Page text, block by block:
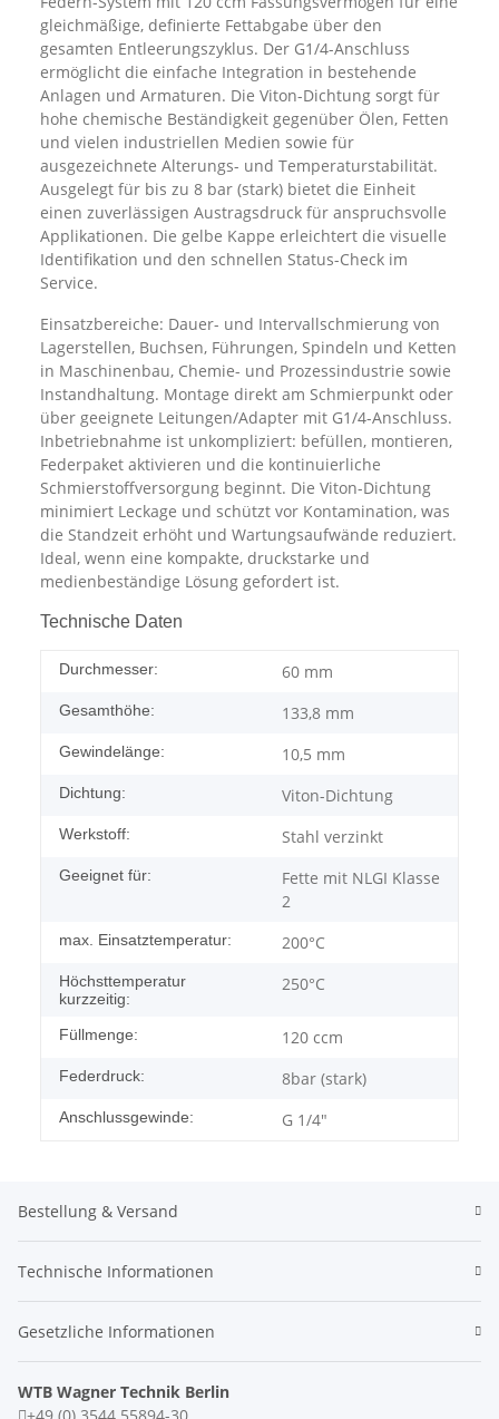
gleichmäßige, definierte Fettabgabe über den
gesamten Entleerungszyklus. Der G1/4-Anschluss
ermöglicht die einfache Integration in bestehende
Anlagen und Armaturen. Die Viton-Dichtung sorgt für
hohe chemische Beständigkeit gegenüber Ölen, Fetten
und vielen industriellen Medien sowie für
ausgezeichnete Alterungs- und Temperaturstabilität.
Ausgelegt für bis zu 8 bar (stark) bietet die Einheit
einen zuverlässigen Austragsdruck für anspruchsvolle
Applikationen. Die gelbe Kappe erleichtert die visuelle
Identifikation und den schnellen Status-Check im
Service.
Einsatzbereiche: Dauer- und Intervallschmierung von
Lagerstellen, Buchsen, Führungen, Spindeln und Ketten
in Maschinenbau, Chemie- und Prozessindustrie sowie
Instandhaltung. Montage direkt am Schmierpunkt oder
über geeignete Leitungen/Adapter mit G1/4-Anschluss.
Inbetriebnahme ist unkompliziert: befüllen, montieren,
Federpaket aktivieren und die kontinuierliche
Schmierstoffversorgung beginnt. Die Viton-Dichtung
minimiert Leckage und schützt vor Kontamination, was
die Standzeit erhöht und Wartungsaufwände reduziert.
Ideal, wenn eine kompakte, druckstarke und
medienbeständige Lösung gefordert ist.
Technische Daten
Durchmesser: 60 mm
Gesamthöhe: 133,8 mm
Gewindelänge: 10,5 mm
Dichtung: Viton-Dichtung
Werkstoff: Stahl verzinkt
Geeignet für:
Fette mit NLGI Klasse
2
max. Einsatztemperatur: 200°C
Höchsttemperatur
kurzzeitig:
250°C
Füllmenge: 120 ccm
Federdruck: 8bar (stark)
Anschlussgewinde: G 1/4"
Bestellung & Versand
Technische Informationen
Gesetzliche Informationen
WTB Wagner Technik Berlin